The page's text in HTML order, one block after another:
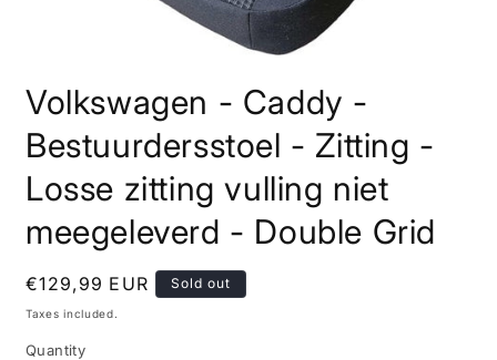
1
in
Volkswagen - Caddy -
Bestuurdersstoel - Zitting -
Losse zitting vulling niet
meegeleverd - Double Grid
Regular
price
€129,99 EUR Sold out
Taxes included.
Quantity